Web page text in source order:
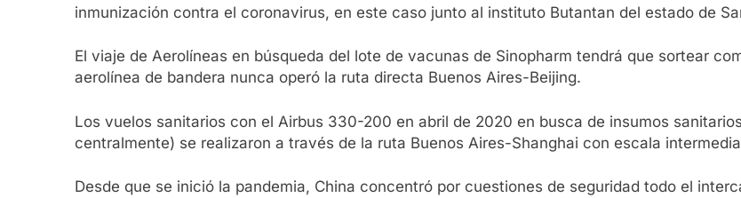
inmunización contra el coronavirus, en este caso junto al instituto Butantan del estado de
El viaje de Aerolíneas en búsqueda del lote de vacunas de Sinopharm tendrá que sortear
aerolínea de bandera nunca operó la ruta directa Buenos Aires-Beijing.
Los vuelos sanitarios con el Airbus 330-200 en abril de 2020 en busca de insumos
centralmente) se realizaron a través de la ruta Buenos Aires-Shanghai con escala
Desde que se inició la pandemia, China concentró por cuestiones de seguridad todo el